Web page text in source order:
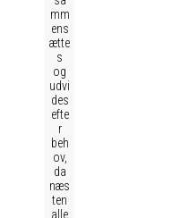
mm
ens
ætte
s
og
udvi
des
efte
r
beh
ov,
da
næs
ten
alle